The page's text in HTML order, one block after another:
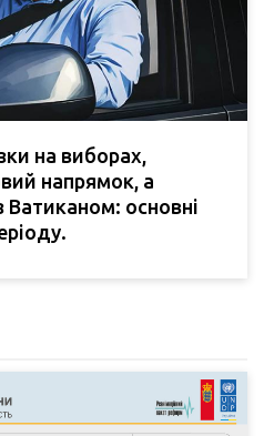
на виборах,
напрямок, а
Ватиканом: основні